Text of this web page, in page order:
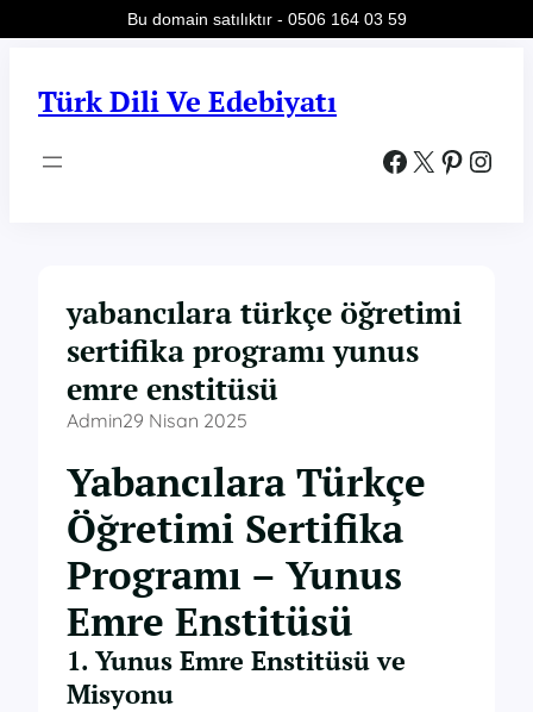
Türk Dili Ve Edebiyatı
Facebook X Pinterest Instagram
yabancılara türkçe öğretimi
sertifika programı yunus
emre enstitüsü
Admin29 Nisan 2025
Yabancılara Türkçe
Öğretimi Sertifika
Programı – Yunus
Emre Enstitüsü
1. Yunus Emre Enstitüsü ve
Misyonu
Bu domain satılıktır - 0506 164 03 59